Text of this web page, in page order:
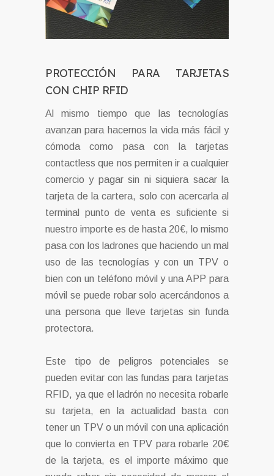
PROTECCIÓN PARA TARJETAS
CON CHIP RFID
Al mismo tiempo que las tecnologías
avanzan para hacernos la vida más fácil y
cómoda como pasa con la tarjetas
contactless que nos permiten ir a cualquier
comercio y pagar sin ni siquiera sacar la
tarjeta de la cartera, solo con acercarla al
terminal punto de venta es suficiente si
nuestro importe es de hasta 20€, lo mismo
pasa con los ladrones que haciendo un mal
uso de las tecnologías y con un TPV o
bien con un teléfono móvil y una APP para
móvil se puede robar solo acercándonos a
una persona que lleve tarjetas sin funda
protectora.
Este tipo de peligros potenciales se
pueden evitar con las fundas para tarjetas
RFID, ya que el ladrón no necesita robarle
su tarjeta, en la actualidad basta con
tener un TPV o un móvil con una aplicación
que lo convierta en TPV para robarle 20€
de la tarjeta, es el importe máximo que